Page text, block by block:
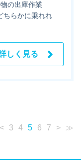
の出庫作業
ちらかに乗れれ
しく見る
< 3 4 5 6 7 > ≫